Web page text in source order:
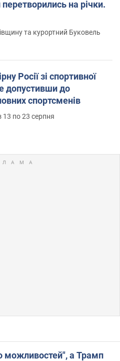
на річки.
та курортний Буковель
Росії зі спортивної
допустивши до
спортсменів
13 по 23 серпня
можливостей", а Трамп